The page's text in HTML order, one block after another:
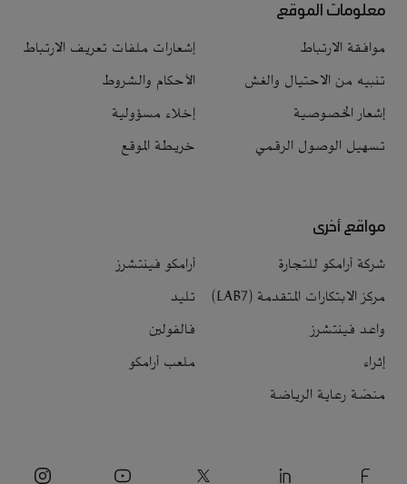
معلومات الموقع
موافقة الارتباط
إشعارات ملفات تعريف الارتباط
تنبيه من الاحتيال والغش
الأحكام والشروط
إشعار الخصوصية
إخلاء مسؤولية
تسهيل الوصول الرقمي
خريطة الموقع
مواقع أخرى
شركة أرامكو للتجارة
أرامكو فينتشرز
مركز الابتكارات المتقدمة (LAB7)
تليد
واعد فينتشرز
فالفولين
إثراء
ملعب أرامكو
منصّة رعاية الرياضة